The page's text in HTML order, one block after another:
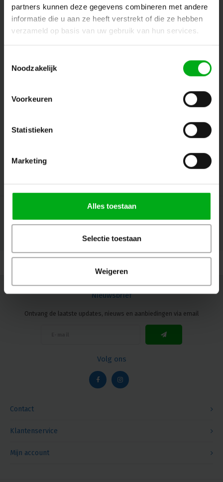
partners kunnen deze gegevens combineren met andere
informatie die u aan ze heeft verstrekt of die ze hebben
verzameld op basis van uw gebruik van hun services.
Noodzakelijk
Voorkeuren
Statistieken
Marketing
Alles toestaan
Selectie toestaan
Weigeren
Contact
Nieuwsbrief
Ontvang de laatste updates, nieuws en aanbiedingen via email
© Copyright 2026 Megalight sa/nv - Theme by
Contact
Nieuwsbrief
Ontvang de laatste updates, nieuws en aanbiedingen via email
Volg ons
Klantenservice
Mijn account